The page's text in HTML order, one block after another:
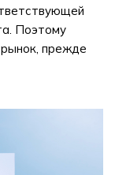
Поэтому
прежде